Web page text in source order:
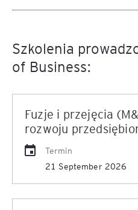
Szkolenia
of Business:
Fuzje i przejęcia
rozwoju
Termin
21 September 2026